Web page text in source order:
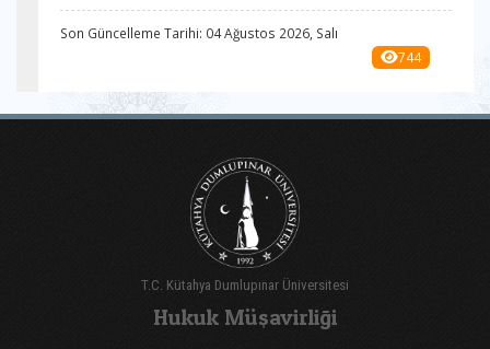
Son Güncelleme Tarihi: 04 Ağustos 2026, Salı
744
T.C. Kütahya Dumlupınar Üniversitesi
Hukuk Müşavirliği